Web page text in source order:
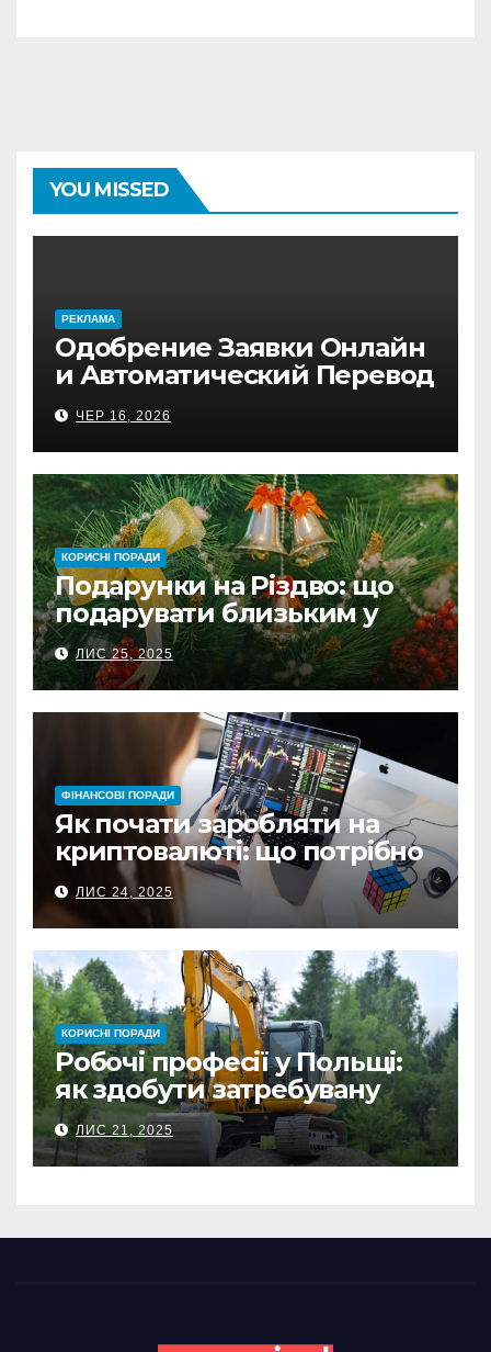
YOU MISSED
PЕКЛАМА
Одобрение Заявки Онлайн
и Автоматический Перевод
на Банковский Счёт.
Проверь
ЧЕР 16, 2026
КОРИСНІ ПОРАДИ
Подарунки на Різдво: що
подарувати близьким у
Польщі
ЛИС 25, 2025
ФІНАНСОВІ ПОРАДИ
Як почати заробляти на
криптовалюті: що потрібно
знати перед першою
інвестицією
ЛИС 24, 2025
КОРИСНІ ПОРАДИ
Робочі професії у Польщі:
як здобути затребувану
спеціальність та заробляти
гідні гроші
ЛИС 21, 2025